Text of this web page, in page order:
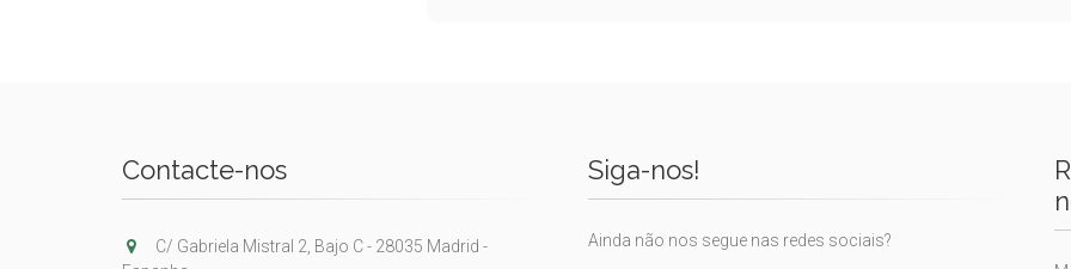
Contacte-nos
C/ Gabriela Mistral 2, Bajo C - 28035 Madrid -
Siga-nos!
Ainda não nos segue nas redes sociais?